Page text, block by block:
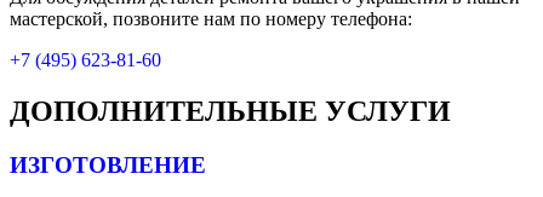
мастерской, позвоните нам по номеру телефона:
+7 (495) 623-81-60
ДОПОЛНИТЕЛЬНЫЕ УСЛУГИ
ИЗГОТОВЛЕНИЕ